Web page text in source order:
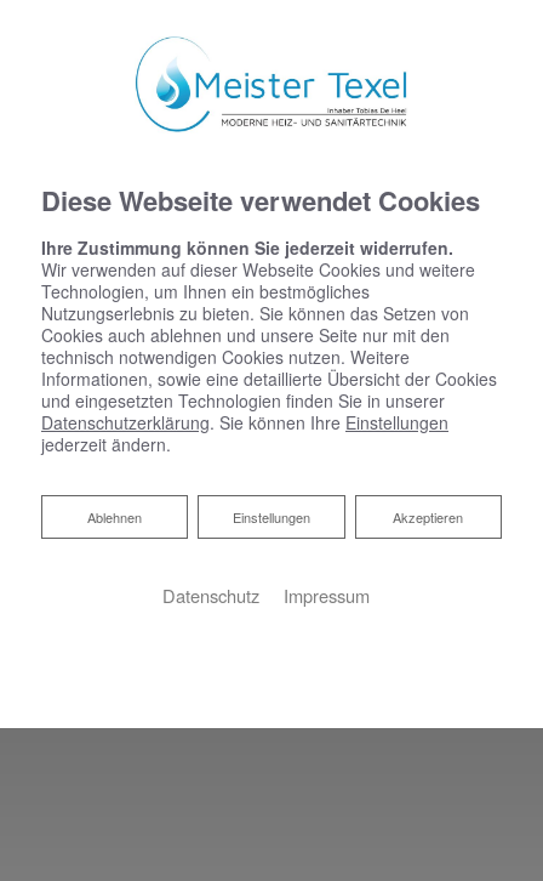
Diese Webseite verwendet Cookies
Ihre Zustimmung können Sie jederzeit widerrufen.
Wir verwenden auf dieser Webseite Cookies und weitere
Technologien, um Ihnen ein bestmögliches
Nutzungserlebnis zu bieten. Sie können das Setzen von
Cookies auch ablehnen und unsere Seite nur mit den
technisch notwendigen Cookies nutzen. Weitere
Informationen, sowie eine detaillierte Übersicht der Cookies
und eingesetzten Technologien finden Sie in unserer
Datenschutzerklärung. Sie können Ihre Einstellungen
jederzeit ändern.
Akzeptieren
Einstellungen
Ablehnen
Ablehnen
Datenschutz Impressum